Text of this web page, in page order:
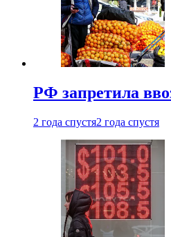
РФ запретила
2 года спустя2 года спустя